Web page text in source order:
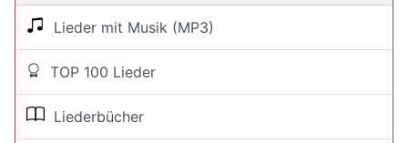
Lieder mit Musik (MP3)
TOP 100 Lieder
Liederbücher